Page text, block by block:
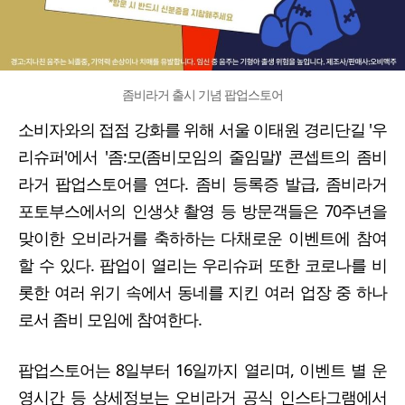
좀비라거 출시 기념 팝업스토어
소비자와의 접점 강화를 위해 서울 이태원 경리단길 '우
리슈퍼'에서 '좀:모(좀비모임의 줄임말)' 콘셉트의 좀비
라거 팝업스토어를 연다. 좀비 등록증 발급, 좀비라거
포토부스에서의 인생샷 촬영 등 방문객들은 70주년을
맞이한 오비라거를 축하하는 다채로운 이벤트에 참여
할 수 있다. 팝업이 열리는 우리슈퍼 또한 코로나를 비
롯한 여러 위기 속에서 동네를 지킨 여러 업장 중 하나
로서 좀비 모임에 참여한다.
팝업스토어는 8일부터 16일까지 열리며, 이벤트 별 운
영시간 등 상세정보는 오비라거 공식 인스타그램에서